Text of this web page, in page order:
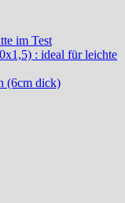
im Test
: ideal für leichte
(6cm dick)